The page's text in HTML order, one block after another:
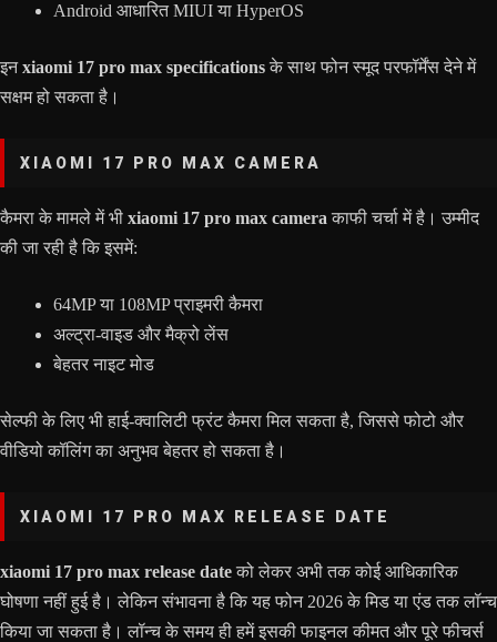
Android आधारित MIUI या HyperOS
इनxiaomi 17 pro max specificationsके साथ फोन स्मूद परफॉर्मेंस देने में
सक्षम हो सकता है।
XIAOMI 17 PRO MAX CAMERA
कैमरा के मामले में भी xiaomi 17 pro max camera काफी चर्चा में है। उम्मीद
की जा रही है कि इसमें:
64MP या 108MP प्राइमरी कैमरा
अल्ट्रा-वाइड और मैक्रो लेंस
बेहतर नाइट मोड
सेल्फी के लिए भी हाई-क्वालिटी फ्रंट कैमरा मिल सकता है, जिससे फोटो और
वीडियो कॉलिंग का अनुभव बेहतर हो सकता है।
XIAOMI 17 PRO MAX RELEASE DATE
xiaomi 17 pro max release dateको लेकर अभी तक कोई आधिकारिक
घोषणा नहीं हुई है। लेकिन संभावना है कि यह फोन 2026 के मिड या एंड तक लॉन्च
किया जा सकता है। लॉन्च के समय ही हमें इसकी फाइनल कीमत और पूरे फीचर्स